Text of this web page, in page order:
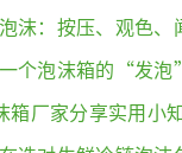
沫：按压、观色、
个泡沫箱的“发
箱厂家分享实用小